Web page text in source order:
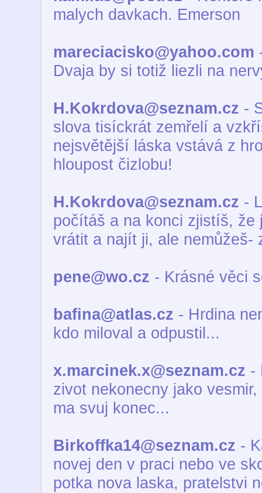
malych davkach. Emerson
mareciacisko@yahoo.com
Dvaja by si totiž liezli na
H.Kokrdova@seznam.cz -
slova tisíckrát zemřelí a
nejsvětější láska vstává z
hloupost čizlobu!
H.Kokrdova@seznam.cz -
počítáš a na konci zjistíš, že
vrátit a najít ji, ale nemůžeš-
pene@wo.cz - Krásné věci
bafina@atlas.cz - Hrdina
kdo miloval a odpustil...
x.marcinek.x@seznam.cz -
zivot nekonecny jako
ma svuj konec...
Birkoffka14@seznam.cz -
novej den v praci nebo ve
potka nova laska, pratelstvi